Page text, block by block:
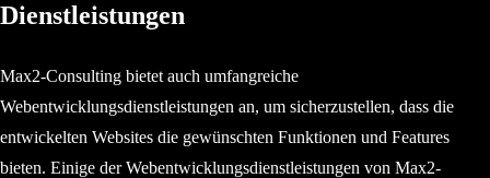
Dienstleistungen
Max2-Consulting bietet auch umfangreiche
Webentwicklungsdienstleistungen an, um sicherzustellen, dass die
entwickelten Websites die gewünschten Funktionen und Features
bieten. Einige der Webentwicklungsdienstleistungen von Max2-